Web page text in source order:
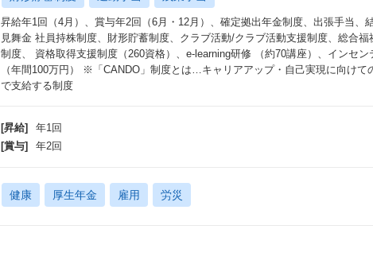
昇給年1回（4月）、賞与年2回（6月・12月）、確定拠出年金制度、出張手当、
見舞金 社員持株制度、財形貯蓄制度、クラブ活動/クラブ活動支援制度、総合
制度、 資格取得支援制度（260資格）、e-learning研修 （約70講座）、インセ
（年間100万円） ※「CANDO」制度とは…キャリアアップ・自己実現に向けて
で支給する制度
[昇給]
年1回
[賞与]
年2回
健康 厚生年金 雇用 労災